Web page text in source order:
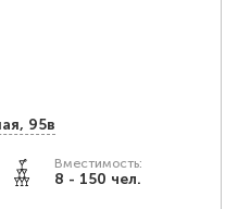
95в
Вместимость:
8 - 150 чел.